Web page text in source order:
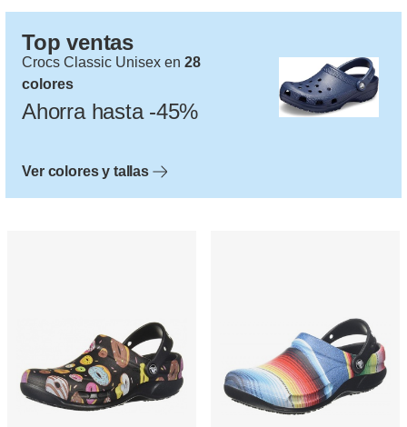
Top ventas
Crocs Classic Unisex en28
colores
Ahorra hasta -45%
Ver colores y tallas